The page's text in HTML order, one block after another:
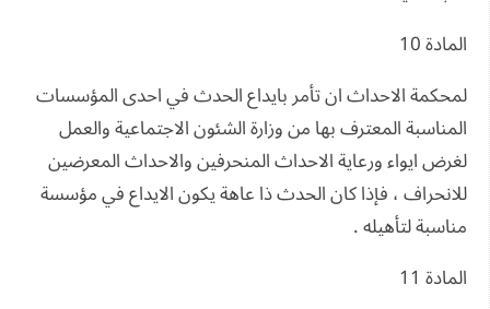
المادة 10
لمحكمة الاحداث ان تأمر بايداع الحدث في احدى المؤسسات
المناسبة المعترف بها من وزارة الشئون الاجتماعية والعمل
لغرض ايواء ورعاية الاحداث المنحرفين والاحداث المعرضين
للانحراف ، فإذا كان الحدث ذا عاهة يكون الايداع في مؤسسة
مناسبة لتأهيله .
المادة 11